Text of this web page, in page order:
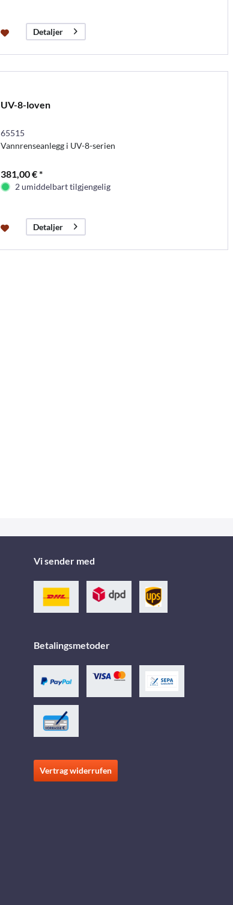
Detaljer
UV-8-loven
65515
Vannrenseanlegg i UV-8-serien
381,00 € *
2 umiddelbart tilgjengelig
Detaljer
Vi sender med
Betalingsmetoder
Vertrag widerrufen